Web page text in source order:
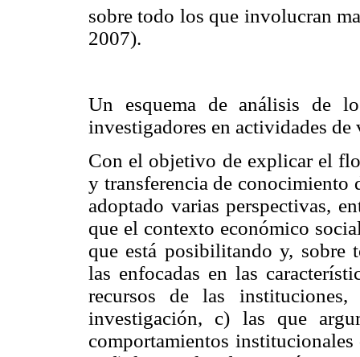
sobre todo los que involucran
2007).
Un esquema de análisis de
investigadores en actividades
Con el objetivo de explicar el
y transferencia de conocimiento
adoptado varias perspectivas,
que el contexto económico
que está posibilitando y, sobre
las enfocadas en las
recursos de las
investigación, c) las que
comportamientos